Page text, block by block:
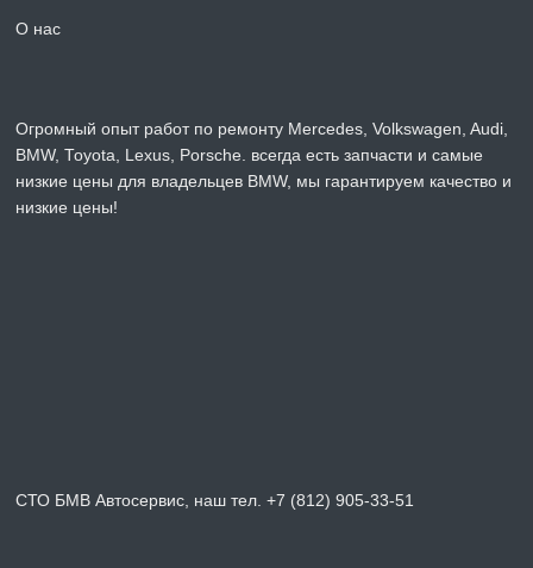
О нас
Огромный опыт работ по ремонту Mercedes, Volkswagen, Audi,
BMW, Toyota, Lexus, Porsche. всегда есть запчасти и самые
низкие цены для владельцев BMW, мы гарантируем качество и
низкие цены!
СТО БМВ Автосервис, наш тел. +7 (812) 905-33-51